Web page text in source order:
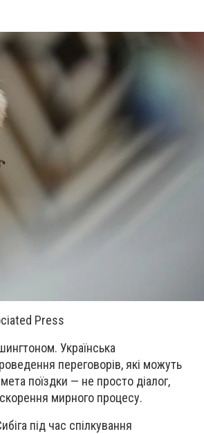
Press
Українська
переговорів, які можуть
поїздки — не просто діалог,
мирного процесу.
під час спілкування